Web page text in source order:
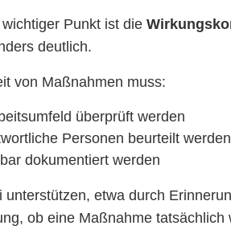
Punkt ist die
deutlich.
von Maßnahmen muss:
überprüft werden
Personen beurteilt werden
dokumentiert werden
unterstützen, etwa durch
ob eine Maßnahme